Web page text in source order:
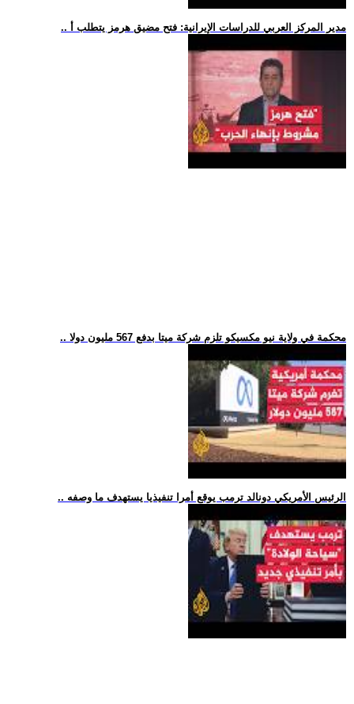
.. مدير المركز العربي للدراسات الإيرانية: فتح مضيق هرمز يتطلب أ
.. محكمة في ولاية نيو مكسيكو تلزم شركة ميتا بدفع 567 مليون دولا
.. الرئيس الأمريكي دونالد ترمب يوقع أمرا تنفيذيا يستهدف ما وصفه